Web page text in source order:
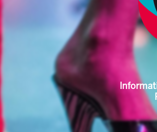
fürPortal